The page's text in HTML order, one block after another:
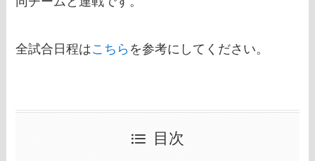
全試合日程はこちら を参考にしてください。
目次